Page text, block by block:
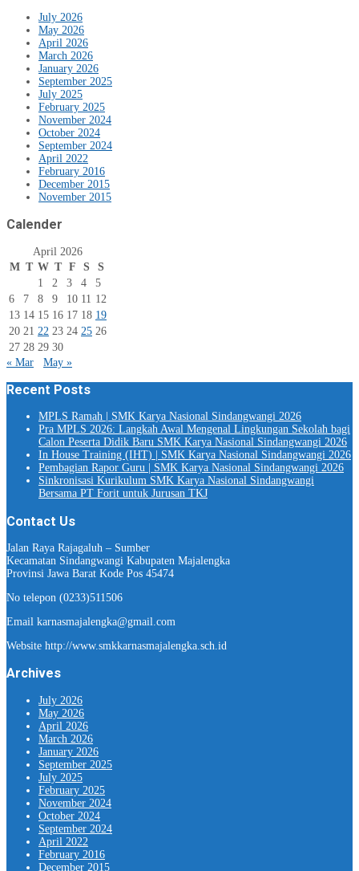
July 2026
May 2026
April 2026
March 2026
January 2026
September 2025
July 2025
February 2025
November 2024
October 2024
September 2024
April 2022
February 2016
December 2015
November 2015
Calender
April 2026
M T W T F S
S
1
2 3 4
5
6
7 8 9 10 11 12
13 14 15 16 17 18 19
20 21 22 23 24 25 26
27 28 29 30
« Mar
May »
Recent Posts
MPLS Ramah | SMK Karya Nasional Sindangwangi 2026
Pra MPLS 2026: Langkah Awal Mengenal Lingkungan Sekolah bagi
Calon Peserta Didik Baru SMK Karya Nasional Sindangwangi 2026
In House Training (IHT) | SMK Karya Nasional Sindangwangi 2026
Pembagian Rapor Guru | SMK Karya Nasional Sindangwangi 2026
Sinkronisasi Kurikulum SMK Karya Nasional Sindangwangi
Bersama PT Forit untuk Jurusan TKJ
Contact Us
Jalan Raya Rajagaluh – Sumber
Kecamatan Sindangwangi Kabupaten Majalengka
Provinsi Jawa Barat Kode Pos 45474
No telepon (0233)511506
Email karnasmajalengka@gmail.com
Website http://www.smkkarnasmajalengka.sch.id
Archives
July 2026
May 2026
April 2026
March 2026
January 2026
September 2025
July 2025
February 2025
November 2024
October 2024
September 2024
April 2022
February 2016
December 2015